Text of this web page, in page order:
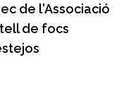
de l'Associació
de focs